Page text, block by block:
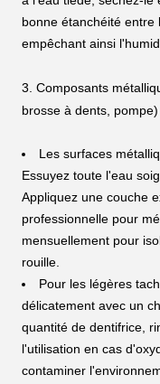
bonne étanchéité entre
empêchant ainsi
3. Composants
brosse à dents, pompe)
Les surfaces
Essuyez toute l'eau
Appliquez une couche
professionnelle pour
mensuellement pour
rouille.
Pour les légères
délicatement avec un
quantité de dentifrice,
l'utilisation en cas
contaminer